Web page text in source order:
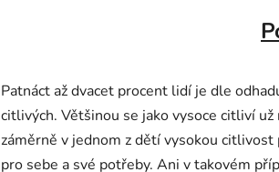
Patnáct až dvacet procent lidí je dle
citlivých. Většinou se jako vysoce citliví
záměrně v jednom z dětí vysokou
pro sebe a své potřeby. Ani v takovém